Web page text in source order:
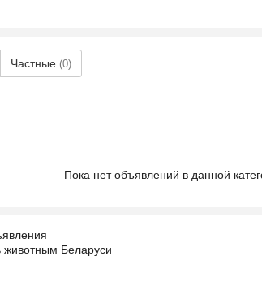
Частные (0)
Пока нет объявлений в данной
животным Беларуси